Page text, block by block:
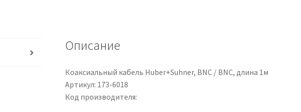
20
25
kV,
Nero
Описание
Коаксиальный кабель Huber+Suhner, BNC / BNC, длина 1м
Артикул: 173-6018
Код производителя: